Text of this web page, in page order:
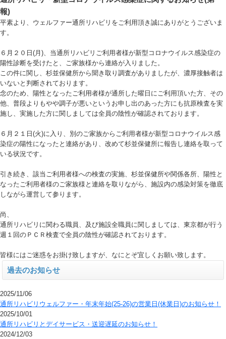
報)
平素より、ウェルファー通所リハビリをご利用頂き誠にありがとうございま
す。
６月２０日(月)、当通所リハビリご利用者様が新型コロナウイルス感染症の
陽性診断を受けたと、ご家族様から連絡が入りました。
この件に関し、杉並保健所から聞き取り調査がありましたが、濃厚接触者は
いないと判断されております。
念のため、陽性となったご利用者様が通所した曜日にご利用頂いた方、その
他、普段よりもやや調子が悪いというお申し出のあった方にも抗原検査を実
施し、実施した方に関しましては全員の陰性が確認されております。
６月２１日(火)に入り、別のご家族からご利用者様が新型コロナウイルス感
染症の陽性になったと連絡があり、改めて杉並保健所に報告し連絡を取って
いる状況です。
引き続き、該当ご利用者様への検査の実施、杉並保健所や関係各所、陽性と
なったご利用者様のご家族様と連絡を取りながら、施設内の感染対策を徹底
しながら運営して参ります。
尚、
通所リハビリに関わる職員、及び施設全職員に関しましては、東京都が行う
週１回のＰＣＲ検査で全員の陰性が確認されております。
皆様にはご迷惑をお掛け致しますが、なにとぞ宜しくお願い致します。
過去のお知らせ
2025/11/06
通所リハビリウェルファー・年末年始(25-26)の営業日(休業日)のお知らせ！
2025/10/01
通所リハビリとデイサービス・送迎遅延のお知らせ！
2024/12/03